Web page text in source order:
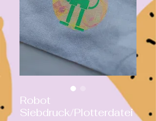
Robot
Siebdruck/Plotterdatei